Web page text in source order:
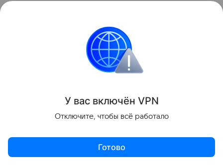
Сама атака произошла еще в июле. Сообщается,
У вас включён VPN
Отключите, чтобы всё работало
Готово